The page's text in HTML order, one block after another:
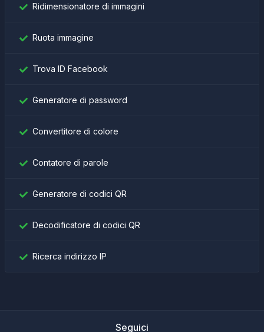
Ridimensionatore di immagini
Ruota immagine
Trova ID Facebook
Generatore di password
Convertitore di colore
Contatore di parole
Generatore di codici QR
Decodificatore di codici QR
Ricerca indirizzo IP
Seguici